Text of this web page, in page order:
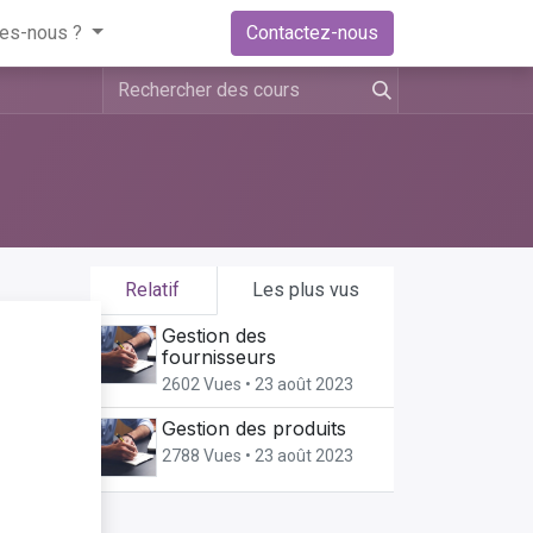
nous ? Contactez-nous
Relatif Les plus vus
Gestion des
fournisseurs
2602 Vues • 23 août 2023
Gestion des produits
2788 Vues • 23 août 2023